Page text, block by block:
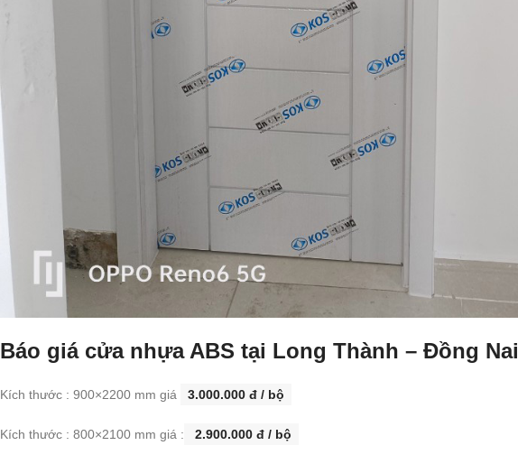
Báo giá cửa nhựa ABS tại Long Thành – Đồng Nai
Kích thước : 900×2200 mm giá 3.000.000 đ / bộ
Kích thước : 800×2100 mm giá : 2.900.000 đ / bộ